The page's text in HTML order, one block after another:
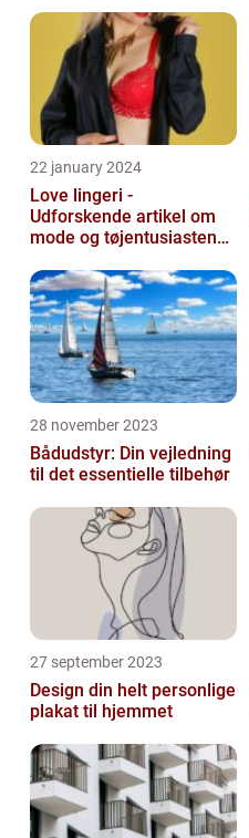
22 january 2024
Love lingeri -
Udforskende artikel om
mode og tøjentusiastens
28 november 2023
Bådudstyr: Din vejledning
til det essentielle tilbehør
27 september 2023
Design din helt personlige
plakat til hjemmet